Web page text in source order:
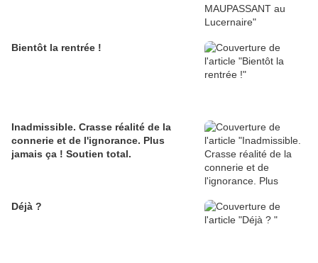
Bientôt la rentrée !
Inadmissible. Crasse réalité de la
connerie et de l'ignorance. Plus
jamais ça ! Soutien total.
Déjà ?